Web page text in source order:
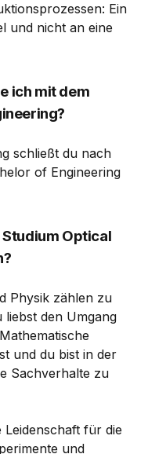
Ein
und nicht an eine
ich mit dem
schließt du nach
of Engineering
Optical
Physik zählen zu
liebst den Umgang
und du bist in der
Sachverhalte zu
Leidenschaft für die
und